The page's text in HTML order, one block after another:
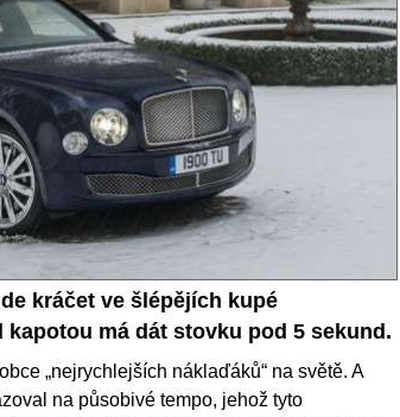
kráčet ve šlépějích kupé
má dát stovku pod 5 sekund.
„nejrychlejších náklaďáků“ na světě. A
na působivé tempo, jehož tyto